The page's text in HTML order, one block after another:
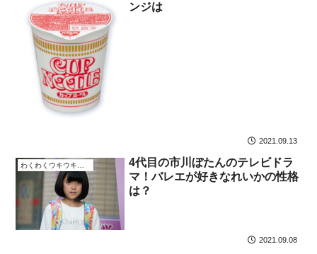
ンジは
2021.09.13
4代目の市川ぼたんのテレビドラ
マ！バレエが好きなれいかの性格
は？
2021.09.08